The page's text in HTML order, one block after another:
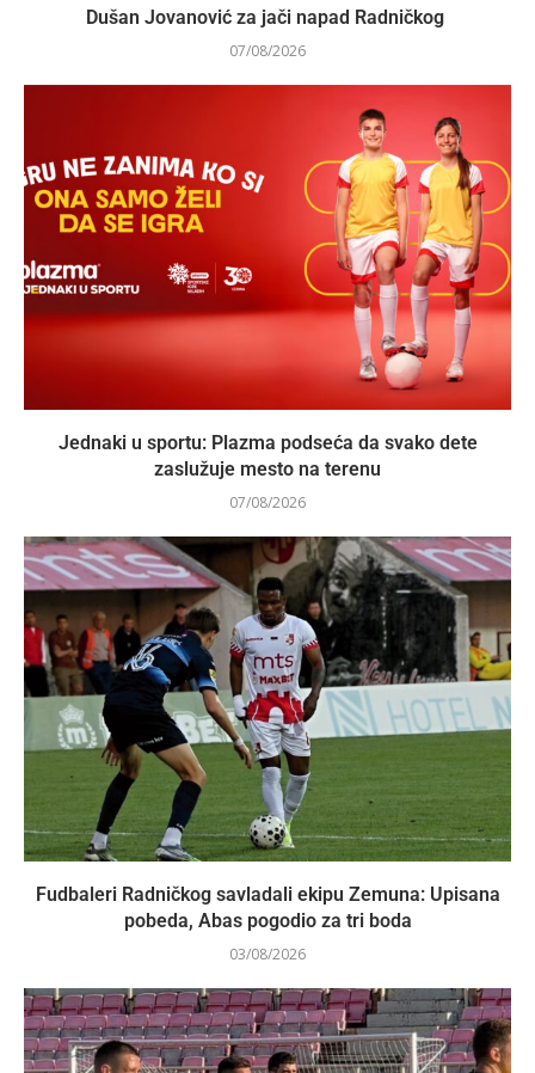
Dušan Jovanović za jači napad Radničkog
07/08/2026
Jednaki u sportu: Plazma podseća da svako dete
zaslužuje mesto na terenu
07/08/2026
Fudbaleri Radničkog savladali ekipu Zemuna: Upisana
pobeda, Abas pogodio za tri boda
03/08/2026